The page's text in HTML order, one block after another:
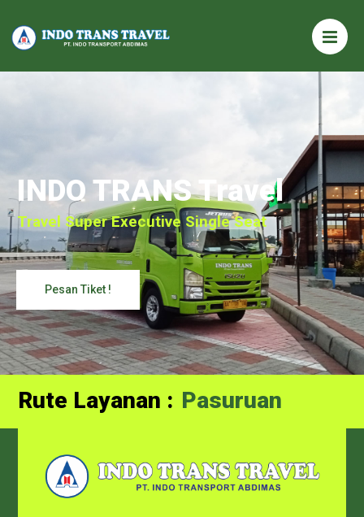
INDO TRANS Travel
Travel Super Executive Single Seat
Pesan Tiket !
Rute Layanan : Probolinggo